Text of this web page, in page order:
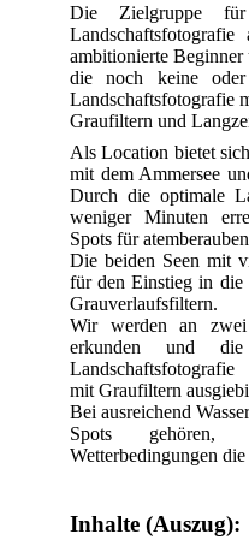
Die Zielgruppe
ambitionierte Beginner
die noch keine
Landschaftsfotografie
Graufiltern und
Als Location bietet
mit dem Ammersee
Durch die optimale
weniger Minuten
Spots für
Die beiden Seen mit
für den Einstieg in die
Grauverlaufsfiltern.
Wir werden an zwei
erkunden und die
Landschaftsfotografie
mit Graufiltern
Bei ausreichend
Spots gehören,
Wetterbedingungen
Inhalte (Auszug):